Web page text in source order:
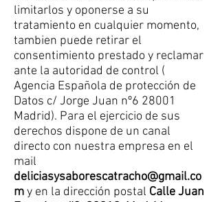
limitarlos y oponerse a su
tratamiento en cualquier momento,
tambien puede retirar el
consentimiento prestado y reclamar
ante la autoridad de control (
Agencia Española de protección de
Datos c/ Jorge Juan nº6 28001
Madrid). Para el ejercicio de sus
derechos dispone de un canal
directo con nuestra empresa en el
mail
deliciasysaborescatracho@gmail.co
my en la dirección postal Calle Juan